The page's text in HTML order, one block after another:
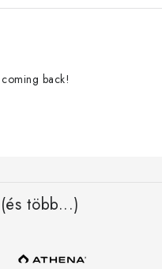
back!
(és több...)